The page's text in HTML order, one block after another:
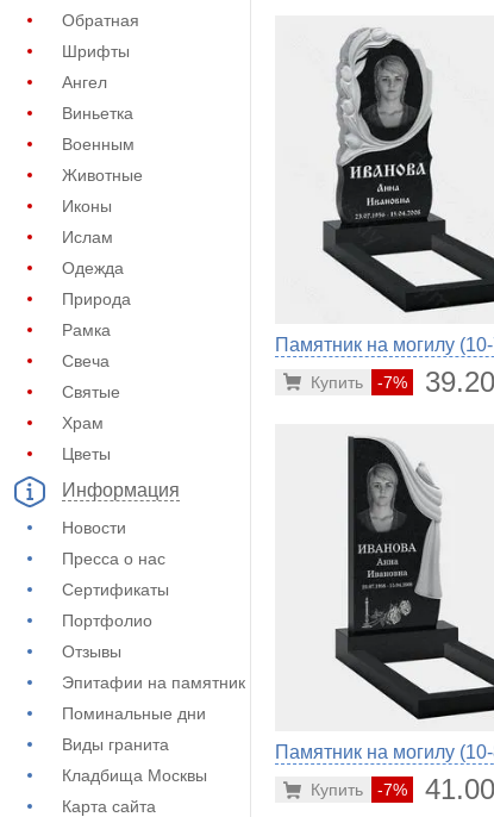
Обратная
Шрифты
Ангел
Виньетка
Военным
Животные
Иконы
Ислам
Одежда
Природа
Рамка
Свеча
Святые
Храм
Цветы
Информация
Новости
Пресса о нас
Сертификаты
Портфолио
Отзывы
Эпитафии на памятник
Поминальные дни
Виды гранита
Кладбища Москвы
Карта сайта
Памятник на могилу
-7%
Купить
Памятник на могилу
-7%
Купить